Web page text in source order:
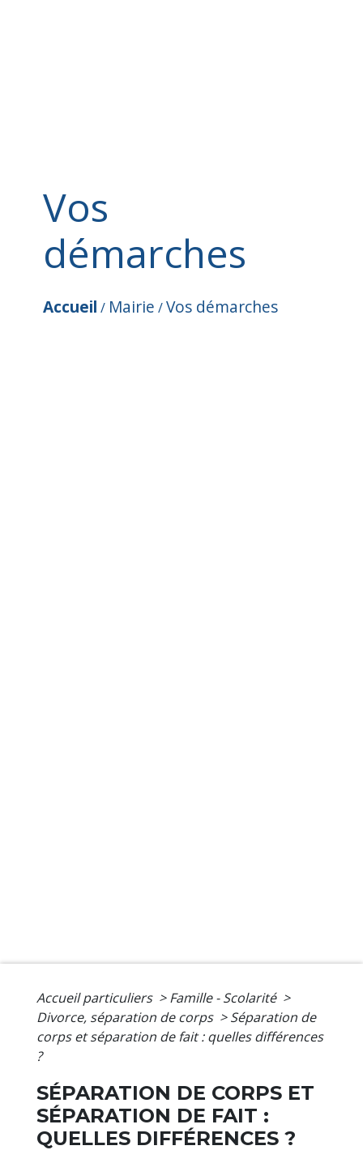
Vos
démarches
Accueil / Mairie /Vos démarches
Accueil particuliers > Famille - Scolarité >
Divorce, séparation de corps > Séparation de
corps et séparation de fait : quelles différences
?
SÉPARATION DE CORPS ET
SÉPARATION DE FAIT :
QUELLES DIFFÉRENCES ?